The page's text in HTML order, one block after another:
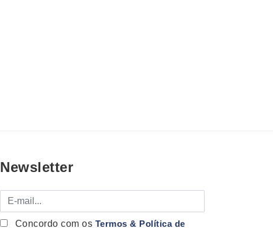
Newsletter
E-mail
Concordo com os Termos & Política de